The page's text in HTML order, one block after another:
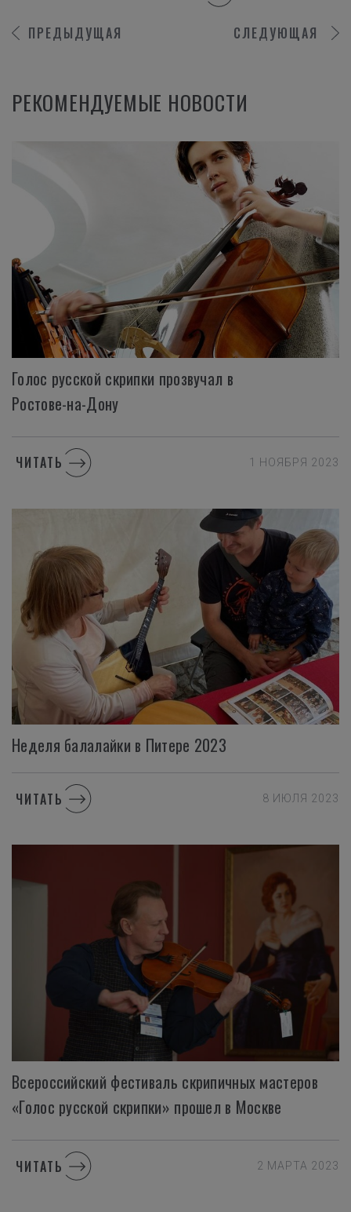
ПРЕДЫДУЩАЯ СЛЕДУЮЩАЯ
РЕКОМЕНДУЕМЫЕ НОВОСТИ
Голос русской скрипки прозвучал в
Ростове-на-Дону
ЧИТАТЬ 1 НОЯБРЯ 2023
Неделя балалайки в Питере 2023
ЧИТАТЬ 8 ИЮЛЯ 2023
Всероссийский фестиваль скрипичных мастеров
«Голос русской скрипки» прошел в Москве
ЧИТАТЬ 2 МАРТА 2023